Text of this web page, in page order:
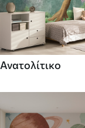
Ανατολίτικο